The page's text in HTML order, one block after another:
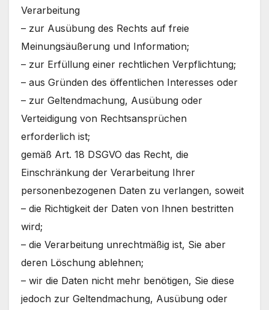
Verarbeitung
– zur Ausübung des Rechts auf freie
Meinungsäußerung und Information;
– zur Erfüllung einer rechtlichen Verpflichtung;
– aus Gründen des öffentlichen Interesses oder
– zur Geltendmachung, Ausübung oder
Verteidigung von Rechtsansprüchen
erforderlich ist;
gemäß Art. 18 DSGVO das Recht, die
Einschränkung der Verarbeitung Ihrer
personenbezogenen Daten zu verlangen, soweit
– die Richtigkeit der Daten von Ihnen bestritten
wird;
– die Verarbeitung unrechtmäßig ist, Sie aber
deren Löschung ablehnen;
– wir die Daten nicht mehr benötigen, Sie diese
jedoch zur Geltendmachung, Ausübung oder